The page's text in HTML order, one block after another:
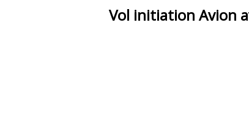
Vol initiation Avion